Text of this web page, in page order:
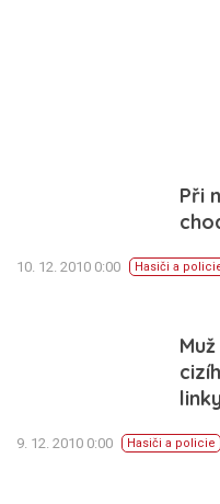
Při
10. 12. 2010 0:00 Hasiči a
9. 12. 2010 0:00 Hasiči a policie